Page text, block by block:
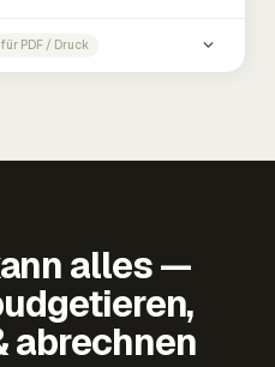
für PDF / Druck
alles —
abrechnen